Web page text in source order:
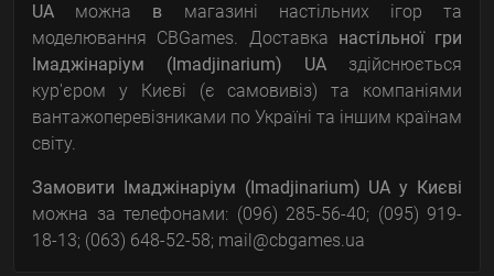
UA можна в магазині настільних ігор та
моделювання CBGames. Доставка настільної гри
Імаджінаріум (Imadjinarium) UA
здійснюється
кур'єром у Києві (є самовивіз) та компаніями
вантажоперевізниками по Україні та іншим країнам
світу.
Замовити Імаджінаріум (Imadjinarium) UA у Києві
можна за телефонами: (096) 285-56-40; (095) 919-
18-13; (063) 648-52-58; mail@cbgames.ua